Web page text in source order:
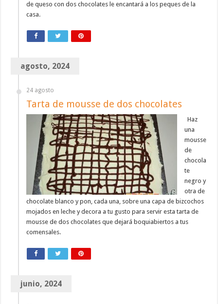
de queso con dos chocolates le encantará a los peques de la
casa.
agosto, 2024
24 agosto
Tarta de mousse de dos chocolates
Haz
una
mousse
de
chocola
te
negro y
otra de
chocolate blanco y pon, cada una, sobre una capa de bizcochos
mojados en leche y decora a tu gusto para servir esta tarta de
mousse de dos chocolates que dejará boquiabiertos a tus
comensales.
junio, 2024